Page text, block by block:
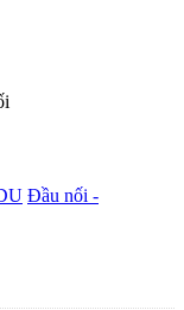
Đầu nối -